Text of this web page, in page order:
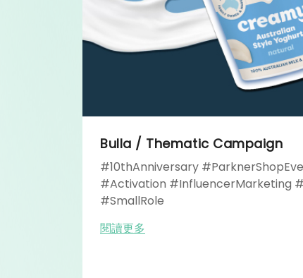
Bulla / Thematic Campaign
#10thAnniversary
#Activation #InfluencerMarketing
#SmallRole
閱讀更多